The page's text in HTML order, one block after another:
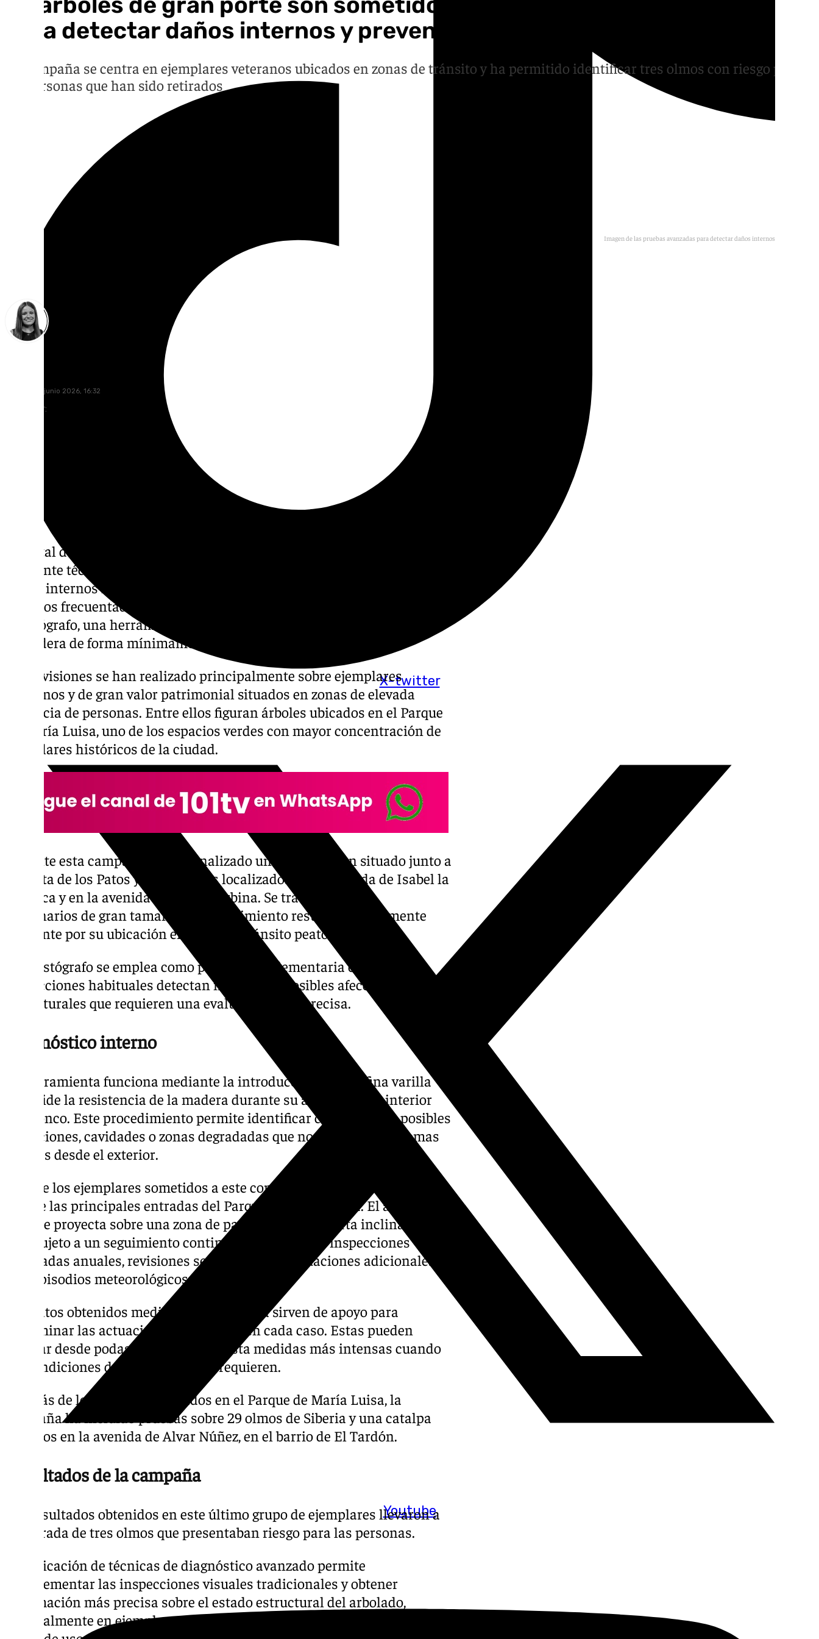
X-twitter
Youtube
para detectar daños internos y prevenir riesgos
La campaña se centra en ejemplares veteranos ubicados en zonas de tránsito y ha permitido identificar tres olmos con riesgo para
las personas que han sido retirados
Imagen de las pruebas avanzadas para detectar daños internos en los árboles
domingo, 7 junio 2026, 16:32
Compartir:
Un total de 33 árboles de gran porte han sido examinados en Sevilla
mediante técnicas avanzadas de diagnóstico para detectar posibles
daños internos no visibles desde el exterior y reforzar la seguridad en
espacios frecuentados por peatones. La campaña incluye el uso del
resistógrafo, una herramienta que permite analizar el estado interno de
la madera de forma mínimamente invasiva.
Las revisiones se han realizado principalmente sobre ejemplares
veteranos y de gran valor patrimonial situados en zonas de elevada
afluencia de personas. Entre ellos figuran árboles ubicados en el Parque
de María Luisa, uno de los espacios verdes con mayor concentración de
ejemplares históricos de la ciudad.
Durante esta campaña se han analizado un brachychiton situado junto a
la Isleta de los Patos y dos almeces localizados en la avenida de Isabel la
Católica y en la avenida Conde de Urbina. Se trata de árboles
centenarios de gran tamaño cuyo seguimiento resulta especialmente
relevante por su ubicación en áreas de tránsito peatonal.
El resistógrafo se emplea como prueba complementaria cuando las
inspecciones habituales detectan indicios de posibles afecciones
estructurales que requieren una evaluación más precisa.
Diagnóstico interno
La herramienta funciona mediante la introducción de una fina varilla
que mide la resistencia de la madera durante su avance por el interior
del tronco. Este procedimiento permite identificar con precisión posibles
pudriciones, cavidades o zonas degradadas que no presentan síntomas
visibles desde el exterior.
Uno de los ejemplares sometidos a este control es un almez situado en
una de las principales entradas del Parque de María Luisa. El árbol, cuya
copa se proyecta sobre una zona de paso y presenta cierta inclinación,
está sujeto a un seguimiento continuado que incluye inspecciones
avanzadas anuales, revisiones semestrales y evaluaciones adicionales
tras episodios meteorológicos adversos.
Los datos obtenidos mediante resistografía sirven de apoyo para
determinar las actuaciones necesarias en cada caso. Estas pueden
abarcar desde podas de seguridad hasta medidas más intensas cuando
las condiciones del ejemplar así lo requieren.
Además de los árboles analizados en el Parque de María Luisa, la
campaña ha incluido pruebas sobre 29 olmos de Siberia y una catalpa
situados en la avenida de Alvar Núñez, en el barrio de El Tardón.
Resultados de la campaña
Los resultados obtenidos en este último grupo de ejemplares llevaron a
la retirada de tres olmos que presentaban riesgo para las personas.
La aplicación de técnicas de diagnóstico avanzado permite
complementar las inspecciones visuales tradicionales y obtener
información más precisa sobre el estado estructural del arbolado,
especialmente en ejemplares de gran porte, edad avanzada o ubicados en